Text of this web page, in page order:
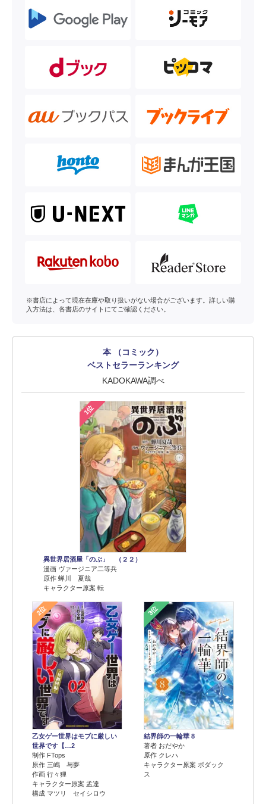
※書店によって現在在庫や取り扱いがない場合がございます。詳しい購
入方法は、各書店のサイトにてご確認ください。
本 （コミック）
ベストセラーランキング
KADOKAWA調べ
1位
異世界居酒屋「のぶ」 （２２）
漫画 ヴァージニア二等兵
原作 蝉川 夏哉
キャラクター原案 転
2位
乙女ゲー世界はモブに厳しい
世界です【…2
制作 FTops
原作 三嶋 与夢
作画 行々狸
キャラクター原案 孟達
構成 マツリ セイシロウ
3位
結界師の一輪華 8
著者 おだやか
原作 クレハ
キャラクター原案 ボダック
ス